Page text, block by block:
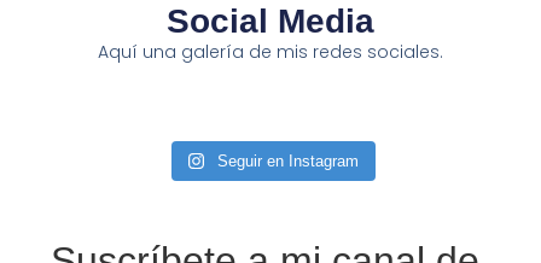
Social Media
Aquí una galería de mis redes sociales.
Seguir en Instagram